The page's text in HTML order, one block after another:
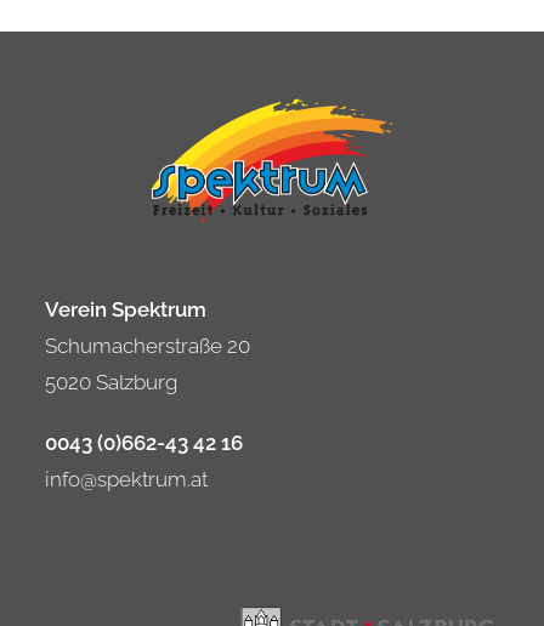
Verein Spektrum
Schumacherstraße 20
5020 Salzburg
0043 (0)662-43 42 16
info@spektrum.at